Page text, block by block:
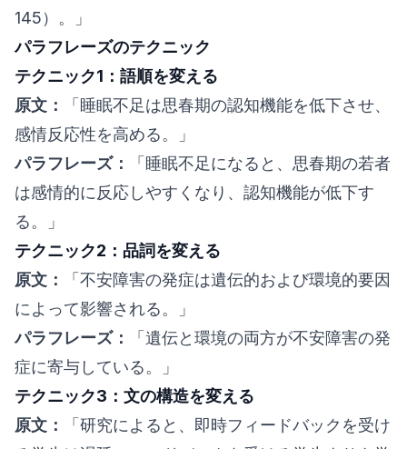
145）。」
パラフレーズのテクニック
テクニック1：語順を変える
原文：
「睡眠不足は思春期の認知機能を低下させ、
感情反応性を高める。」
パラフレーズ：
「睡眠不足になると、思春期の若者
は感情的に反応しやすくなり、認知機能が低下す
る。」
テクニック2：品詞を変える
原文：
「不安障害の発症は遺伝的および環境的要因
によって影響される。」
パラフレーズ：
「遺伝と環境の両方が不安障害の発
症に寄与している。」
テクニック3：文の構造を変える
原文：
「研究によると、即時フィードバックを受け